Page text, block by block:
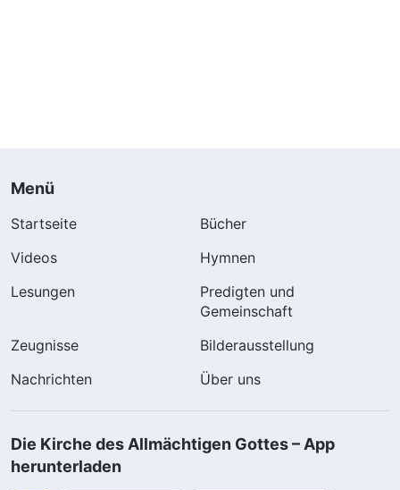
Menü
Startseite
Bücher
Videos
Hymnen
Lesungen
Predigten und
Gemeinschaft
Zeugnisse
Bilderausstellung
Nachrichten
Über uns
Die Kirche des Allmächtigen Gottes – App
herunterladen